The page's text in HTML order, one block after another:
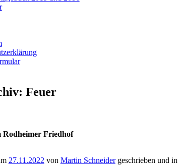
Feuer
Friedhof
27.11.2022 von Martin Schneidergeschrieben und in